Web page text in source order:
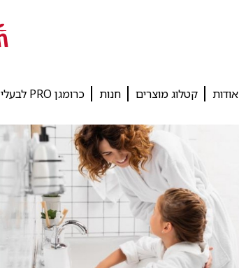
אודות קטלוג מוצרים חנות כרומגן PRO לבעלי מקצוע